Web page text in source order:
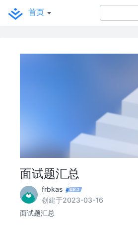
首页
面试题汇总
frbkas
创建于2023-03-16
面试题汇总